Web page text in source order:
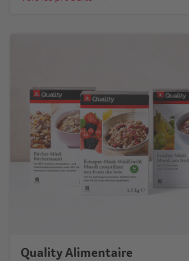
Quality Alimentaire